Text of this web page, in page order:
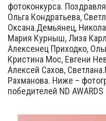
фотоконкурса.
Ольга Кондратьева,
Оксана.Демьянец,
Мария Курныш, Лиза
Алексенец Приходко,
Кристина Мос, Евгени
Алексей Сахов,
Рахманова. Ниже –
победителей ND AWARDS